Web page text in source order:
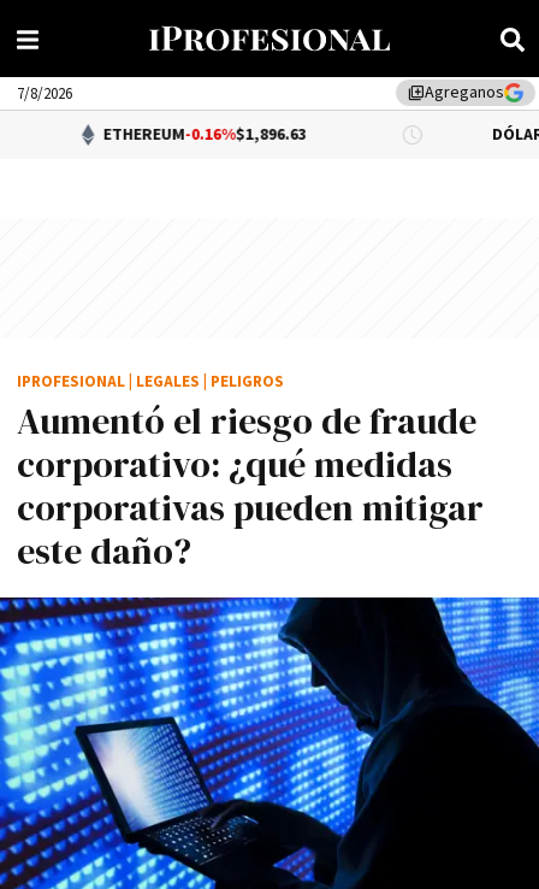
library_addAgreganos
7/8/2026
ETHEREUM-0.16%$1,896.63 DÓLAR BNA
Aumentó el riesgo de fraude
corporativo: ¿qué medidas
corporativas pueden mitigar
este daño?
IPROFESIONAL LEGALES PELIGROS